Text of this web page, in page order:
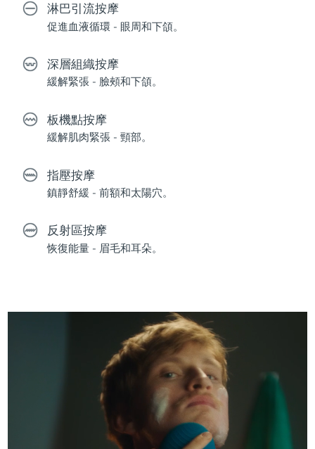
淋巴引流按摩
促進血液循環 - 眼周和下頜。
深層組織按摩
緩解緊張 - 臉頰和下頜。
板機點按摩
緩解肌肉緊張 - 頸部。
指壓按摩
鎮靜舒緩 - 前額和太陽穴。
反射區按摩
恢復能量 - 眉毛和耳朵。